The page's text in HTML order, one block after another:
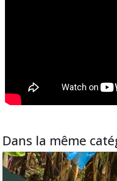
Dans la même